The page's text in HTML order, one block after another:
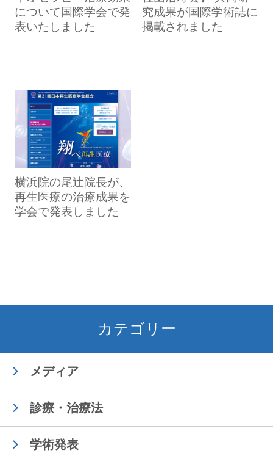
について国際学会で発
表いたしました
究成果が国際学術誌に
掲載されました
横浜院の尾辻院長が、
再生医療の治療成果を
学会で発表しました
カテゴリー
メディア
診療・治療法
学術発表